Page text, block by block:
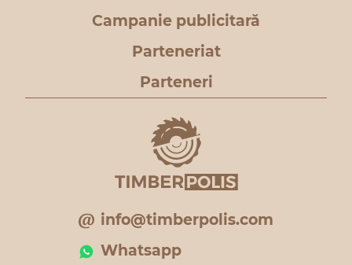
Campanie publicitară
Parteneriat
Parteneri
info@timberpolis.com
Whatsapp